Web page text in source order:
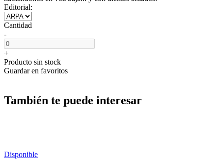
Editorial:
Cantidad
-
+
Producto sin stock
Guardar en favoritos
También te puede interesar
Disponible